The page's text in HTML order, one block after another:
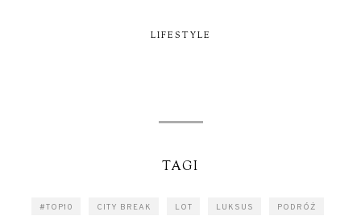
LIFESTYLE
TAGI
#TOP10 CITY BREAK LOT LUKSUS PODRÓŻ